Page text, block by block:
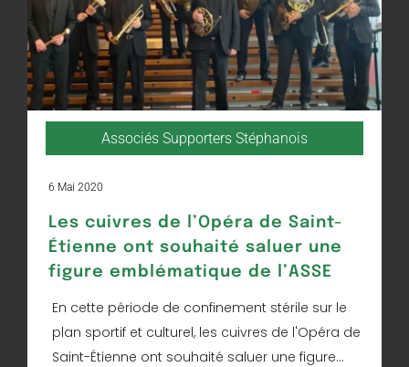
Associés Supporters Stéphanois
6 Mai 2020
Les cuivres de l’Opéra de Saint-
Étienne ont souhaité saluer une
figure emblématique de l’ASSE
En cette période de confinement stérile sur le
plan sportif et culturel, les cuivres de l'Opéra de
Saint-Étienne ont souhaité saluer une figure...